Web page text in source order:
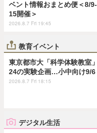
ベント情報おまとめ便＜8/9-
15開催＞
2026.8.7 Fri 19:45
教育イベント
東京都市大「科学体験教室」
24の実験企画…小中向け9/6
2026.8.7 Fri 18:15
デジタル生活